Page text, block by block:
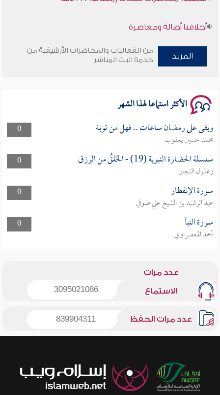
أخلاقنا أصالة ومعاصرة
وأمنهم من خوف 9
المزيد
من الفعاليات والمحاضرات الأرشيفية من
خدمة البث المباشر
الأكثر استماعا لهذا الشهر
0 وبقى على رمضان ساعات .. فهل من توبة
محمد حسين يعقوب
0
سلسلة الحضارة النبوية (19) - الخَلقُ من الرزق
زغلول النجار
0
سورة الإنفطار
عبد الرشيد بن الشيخ علي صوفي
0
سورة النبأ
أحمد المعصراوي
عدد مرات
الاستماع 3095021086
عدد مرات الحفظ 839904311